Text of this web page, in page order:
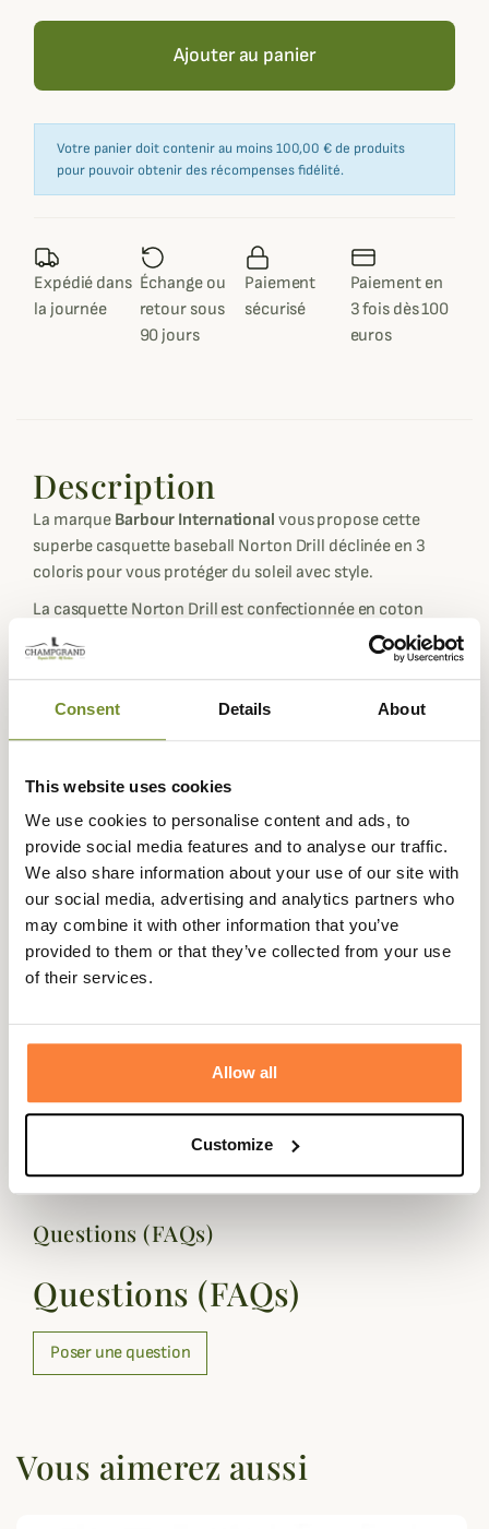
Consent Details About
This website uses cookies
We use cookies to personalise content and ads, to
provide social media features and to analyse our traffic.
We also share information about your use of our site with
our social media, advertising and analytics partners who
may combine it with other information that you’ve
provided to them or that they’ve collected from your use
of their services.
Allow all
Customize
Ajouter au panier
Votre panier doit contenir au moins 100,00 € de produits
pour pouvoir obtenir des récompenses fidélité.
Expédié dans
la journée
Échange ou
retour sous
90 jours
Paiement
sécurisé
Paiement en
3 fois dès 100
euros
Description
La marque Barbour International vous propose cette
superbe casquette baseball Norton Drill déclinée en 3
coloris pour vous protéger du soleil avec style.
La casquette Norton Drill est confectionnée en coton
pour un excellent confort tout au long des longues
journées ensoleillées.
Son style est épuré, ses différents coloris sobres et l'on
La casquette Norton Drill se règle à l'arrière à l'aide d'un
clips qui permet un ajustement parfait. Elle ravira les fans
de la marque Barbour International pour compléter leur
collection d'accessoires.
Fiche technique
Matières 100% Coton
Coton
Genre Homme
Questions (FAQs)
Questions (FAQs)
Poser une question
Vous aimerez aussi